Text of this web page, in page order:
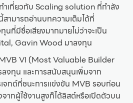
ำเกี่ยวกับ Scaling solution ที่กำลัง
ามารถอ่านบทความเต็มได้ที่
มีชื่อเสียงมากมายไม่ว่าจะเป็น
Gavin Wood มาลงทุน
VI (Most Valuable Builder
งทุน และการสนับสนุนเพิ่มจาก
จกต์ที่ชนะการแข่งขัน MVB รอบก่อน
จากผู้ใช้งานสูงก็ได้ลิสต์หรือเปิดตัวบน